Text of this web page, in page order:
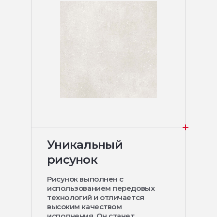
Уникальный
рисунок
Рисунок выполнен с
использованием передовых
технологий и отличается
высоким качеством